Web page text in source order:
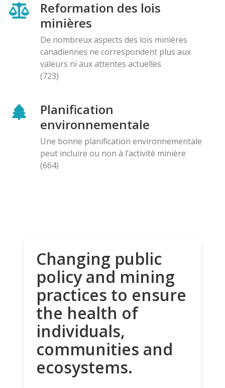
Reformation des lois
minières
De nombreux aspects des lois minières
canadiennes ne correspondent plus aux
valeurs ni aux attentes actuelles
(723)
Planification
environnementale
Une bonne planification environnementale
peut incluire ou non à l’activité minière
(664)
Changing public
policy and mining
practices to ensure
the health of
individuals,
communities and
ecosystems.